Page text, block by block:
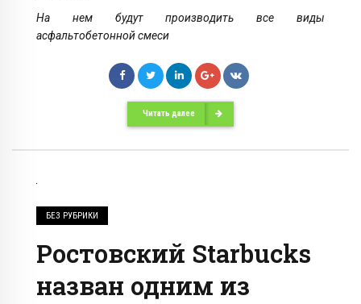
На нем будут производить все виды
асфальтобетонной смеси
Читать далее
БЕЗ РУБРИКИ
Ростовский Starbucks
назван одним из